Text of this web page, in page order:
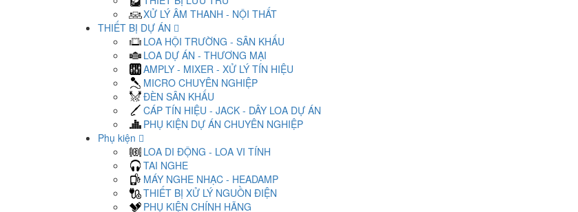
XỬ LÝ ÂM THANH - NỘI THẤT
THIẾT BỊ DỰ ÁN
LOA HỘI TRƯỜNG - SÂN KHẤU
LOA DỰ ÁN - THƯƠNG MẠI
AMPLY - MIXER - XỬ LÝ TÍN HIỆU
MICRO CHUYÊN NGHIỆP
ĐÈN SÂN KHẤU
CÁP TÍN HIỆU - JACK - DÂY LOA DỰ ÁN
PHỤ KIỆN DỰ ÁN CHUYÊN NGHIỆP
Phụ kiện
LOA DI ĐỘNG - LOA VI TÍNH
TAI NGHE
MÁY NGHE NHẠC - HEADAMP
THIẾT BỊ XỬ LÝ NGUỒN ĐIỆN
PHỤ KIỆN CHÍNH HÃNG